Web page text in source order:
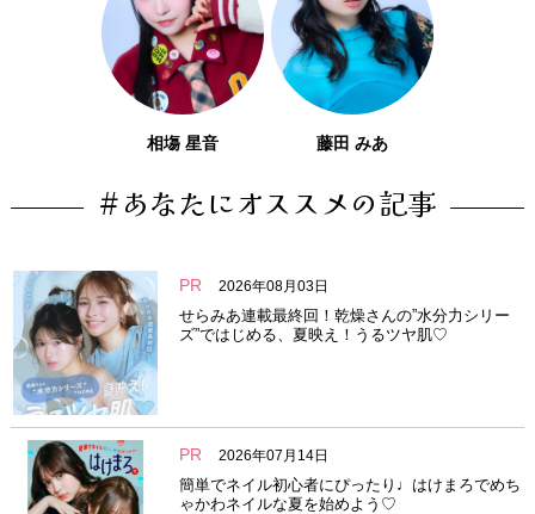
相塲 星音 藤田 みあ
#あなたにオススメの記事
PR 2026年08月03日
せらみあ連載最終回！乾燥さんの”水分力シリー
ズ”ではじめる、夏映え！うるツヤ肌♡
PR 2026年07月14日
簡単でネイル初心者にぴったり♩はけまろでめち
ゃかわネイルな夏を始めよう♡